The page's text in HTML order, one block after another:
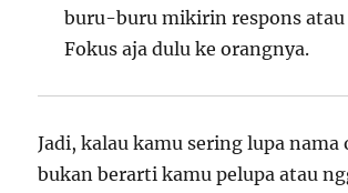
buru-buru mikirin respons atau
Fokus aja dulu ke orangnya.
Jadi, kalau kamu sering lupa nama
bukan berarti kamu pelupa atau